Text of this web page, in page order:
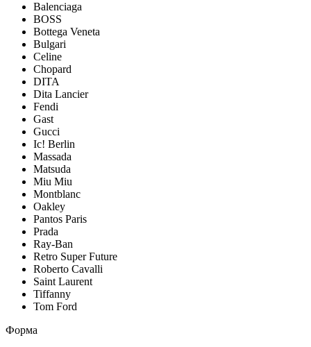
Balenciaga
BOSS
Bottega Veneta
Bulgari
Celine
Chopard
DITA
Dita Lancier
Fendi
Gast
Gucci
Ic! Berlin
Massada
Matsuda
Miu Miu
Montblanc
Oakley
Pantos Paris
Prada
Ray-Ban
Retro Super Future
Roberto Cavalli
Saint Laurent
Tiffanny
Tom Ford
Форма